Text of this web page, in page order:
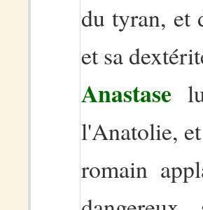
du tyran, et
et sa
Anastase
l'Anatolie,
romain